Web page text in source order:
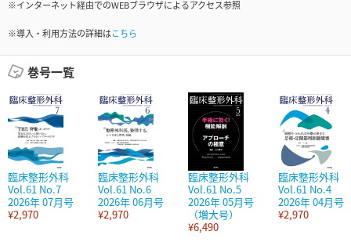
※インターネット経由でのWEBブラウザによるアクセス参照
※導入・利用方法の詳細はこちら
巻号一覧
臨床整形外科
Vol.61 No.7
2026年 07月号
¥2,970
臨床整形外科
Vol.61 No.6
2026年 06月号
¥2,970
臨床整形外科
Vol.61 No.5
2026年 05月号
（増大号）
¥6,490
臨床整形外科
Vol.61 No.4
2026年 04月号
¥2,970